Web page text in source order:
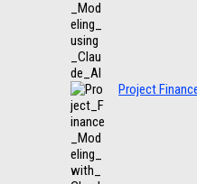
Project